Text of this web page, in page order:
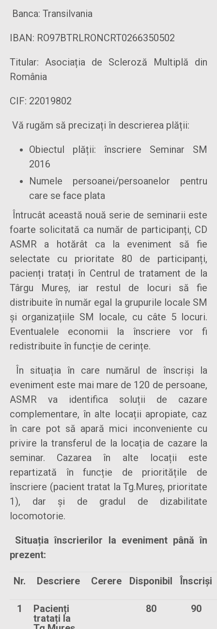
Banca: Transilvania
IBAN: RO97BTRLRONCRT0266350502
Titular: Asociația de Scleroză Multiplă din
România
CIF: 22019802
Vă rugăm să precizați în descrierea plății:
Obiectul plății: înscriere Seminar SM
2016
Numele persoanei/persoanelor pentru
care se face plata
Întrucât această nouă serie de seminarii este
foarte solicitată ca număr de participanți, CD
ASMR a hotărât ca la eveniment să fie
selectate cu prioritate 80 de participanți,
pacienți tratați în Centrul de tratament de la
Târgu Mureș, iar restul de locuri să fie
distribuite în număr egal la grupurile locale SM
și organizațiile SM locale, cu câte 5 locuri.
Eventualele economii la înscriere vor fi
redistribuite în funcție de cerințe.
În situația în care numărul de înscriși la
eveniment este mai mare de 120 de persoane,
ASMR va identifica soluții de cazare
complementare, în alte locații apropiate, caz
în care pot să apară mici inconveniente cu
privire la transferul de la locația de cazare la
seminar. Cazarea în alte locații este
repartizată în funcție de prioritățile de
înscriere (pacient tratat la Tg.Mureș, prioritate
1), dar și de gradul de dizabilitate
locomotorie.
Situația înscrierilor la eveniment până în
prezent:
Nr. Descriere Cerere Disponibil Înscriși
1
Pacienți
tratați la
80 90